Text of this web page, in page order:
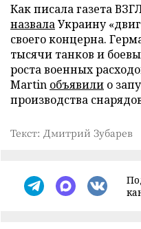
Как писала газета
назвалаУкраину
своего концерна.
тысячи танков и
роста военных
Martin объявили о
производства
Текст: Дмитрий Зубарев